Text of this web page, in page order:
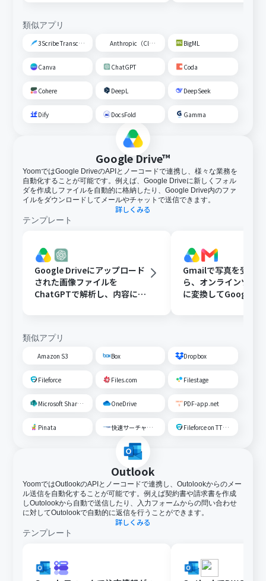
類似アプリ
3Scribe Transcription Anthropic（Claude） BigML
Canva ChatGPT Coda
Cohere DeepL DeepSeek
Dify DocsFold Gamma
Google Drive™
YoomではGoogle DriveのAPIとノーコードで連携し、様々な業務を
自動化することが可能です。例えば、Google Driveに新しくフォル
ダを作成しファイルを自動的に格納したり、Google Drive内のファ
イルをダウンロードしてメールやチャットで送信できます。
詳しくみる
テンプレート
Google Driveにアップロード
された画像ファイルを
ChatGPTで解析し、内容に応
Gmailで写真を受け
ら、オンラインツー
に変換してGoogle
類似アプリ
Amazon S3 Box Dropbox
Fileforce Files.com Filestage
Microsoft SharePoint OneDrive PDF-app.net
Pinata 快速サーチャーGX Fileforce on TTS Cloud
Outlook
YoomではOutlookのAPIとノーコードで連携し、Outolookからのメー
ル送信を自動化することが可能です。例えば契約書や請求書を作成
しOutolookから自動で送信したり、入力フォームからの問い合わせ
に対してOutolookで自動的に返信を行うことができます。
詳しくみる
テンプレート